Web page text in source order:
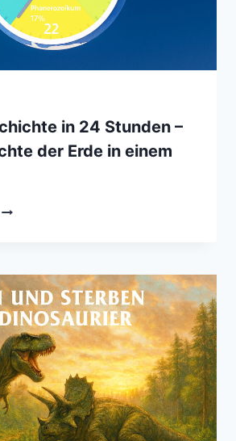
in 24 Stunden –
der Erde in einem
DIE